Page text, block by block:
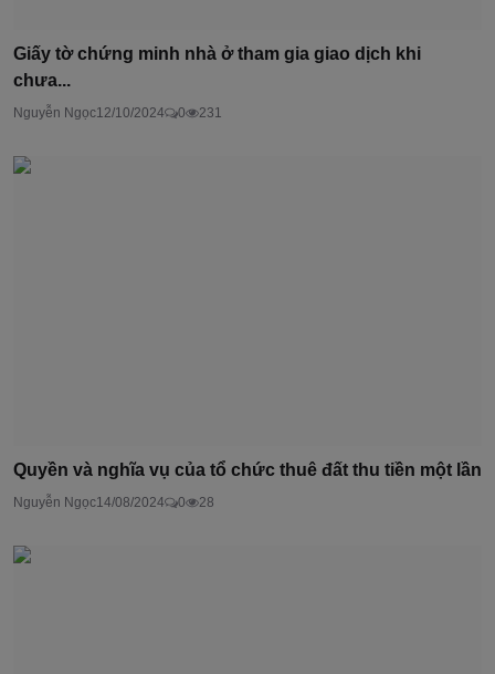
Giấy tờ chứng minh nhà ở tham gia giao dịch khi
chưa...
Nguyễn Ngọc12/10/2024 0 231
Quyền và nghĩa vụ của tổ chức thuê đất thu tiền một lần
Nguyễn Ngọc14/08/2024 0 28